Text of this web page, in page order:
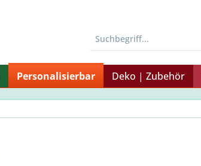
Personalisierbar Deko | Zubehör